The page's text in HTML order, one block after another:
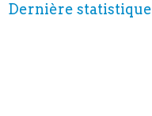
Dernière statistique